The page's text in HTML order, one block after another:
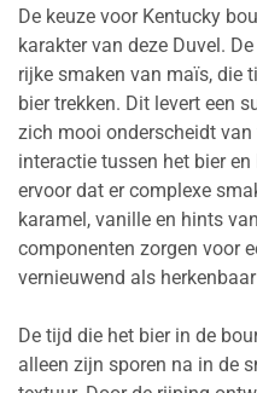
De keuze voor Kentucky
karakter van deze Duvel.
rijke smaken van maïs, die
bier trekken. Dit levert een
zich mooi onderscheidt van
interactie tussen het bier
ervoor dat er complexe
karamel, vanille en hints
componenten zorgen voor
vernieuwend als
De tijd die het bier in de
alleen zijn sporen na in de